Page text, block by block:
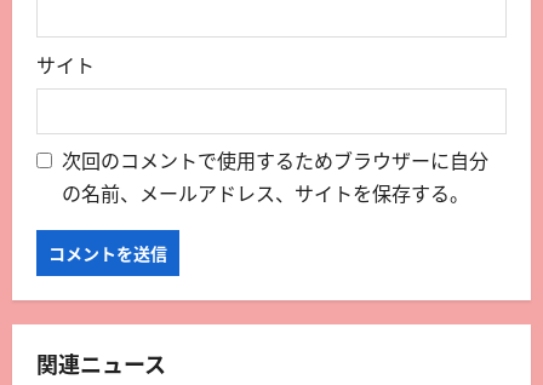
サイト
次回のコメントで使用するためブラウザーに自分
の名前、メールアドレス、サイトを保存する。
関連ニュース